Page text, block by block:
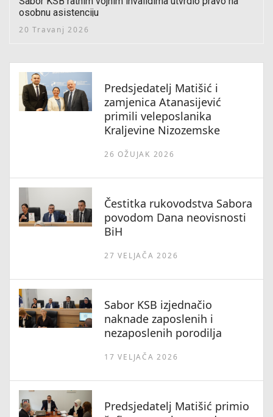
osobnu asistenciju
20 Travanj 2026
Predsjedatelj Matišić i
zamjenica Atanasijević
primili veleposlanika
Kraljevine Nizozemske
26 OŽUJAK 2026
Čestitka rukovodstva Sabora
povodom Dana neovisnosti
BiH
27 VELJAČA 2026
Sabor KSB izjednačio
naknade zaposlenih i
nezaposlenih porodilja
17 VELJAČA 2026
Predsjedatelj Matišić primio